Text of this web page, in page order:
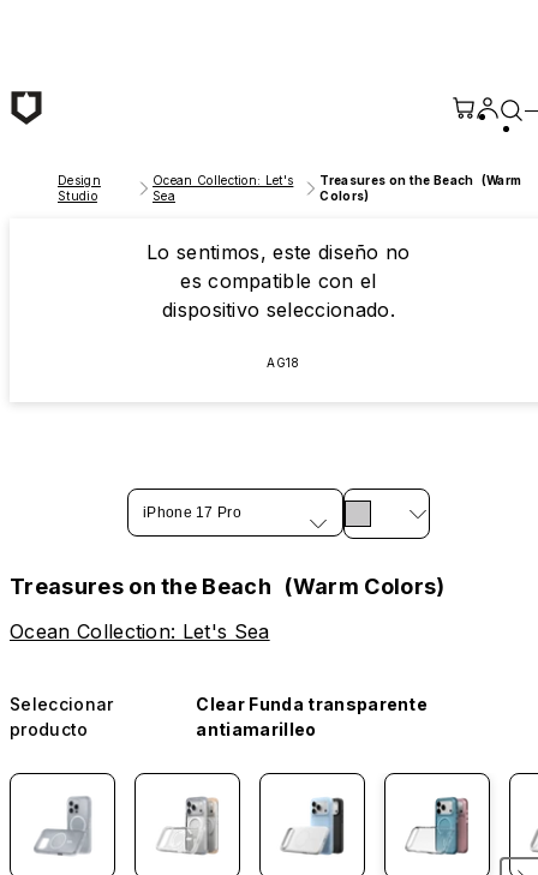
Design
Studio
Ocean Collection: Let's
Sea
Treasures on the Beach (Warm
Colors)
Lo sentimos, este diseño no
es compatible con el
dispositivo seleccionado.
AG18
iPhone 17 Pro
Treasures on the Beach (Warm Colors)
Ocean Collection: Let's Sea
Seleccionar
producto
Clear Funda transparente
antiamarilleo